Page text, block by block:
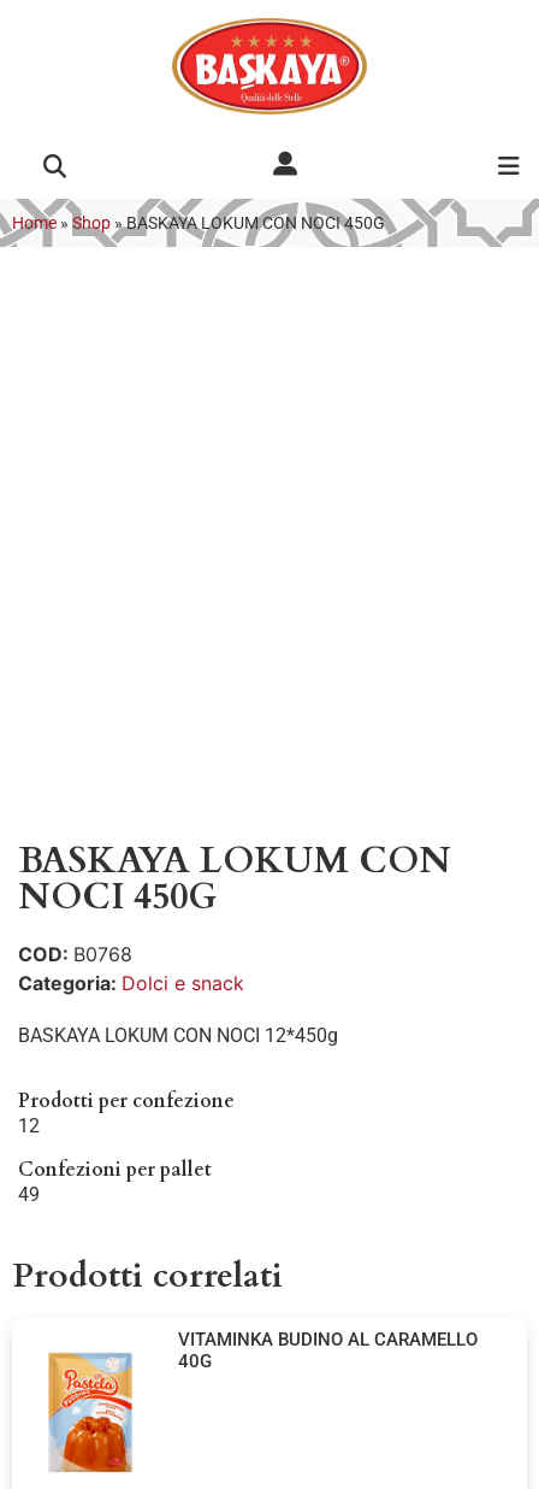
Home » Shop »BASKAYA LOKUM CON NOCI 450G
BASKAYA LOKUM CON
NOCI 450G
COD: B0768
Categoria: Dolci e snack
BASKAYA LOKUM CON NOCI 12*450g
Prodotti per confezione
12
Confezioni per pallet
49
Prodotti correlati
VITAMINKA BUDINO AL CARAMELLO
40G